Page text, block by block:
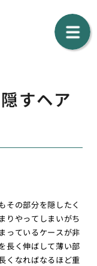
すヘア
その部分を隠したく
りやってしまいがち
っているケースが非
長く伸ばして薄い部
くなればなるほど重